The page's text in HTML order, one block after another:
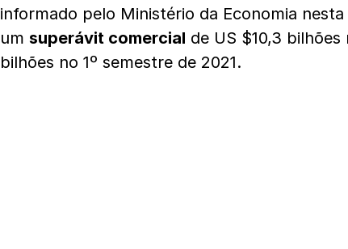
informado pelo Ministério da Economia
um superávit comercial de US $10,3
bilhões no 1º semestre de 2021.